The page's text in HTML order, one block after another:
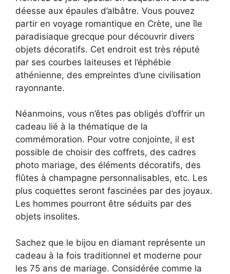
déesse aux épaules d’albâtre. Vous pouvez
partir en voyage romantique en Crète, une île
paradisiaque grecque pour découvrir divers
objets décoratifs. Cet endroit est très réputé
par ses courbes laiteuses et l’éphébie
athénienne, des empreintes d’une civilisation
rayonnante.
Néanmoins, vous n’êtes pas obligés d’offrir un
cadeau lié à la thématique de la
commémoration. Pour votre conjointe, il est
possible de choisir des coffrets, des cadres
photo mariage, des éléments décoratifs, des
flûtes à champagne personnalisables, etc. Les
plus coquettes seront fascinées par des joyaux.
Les hommes pourront être séduits par des
objets insolites.
Sachez que le bijou en diamant représente un
cadeau à la fois traditionnel et moderne pour
les 75 ans de mariage. Considérée comme la